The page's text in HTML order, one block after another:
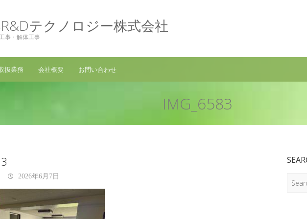
テクノロジー株式会社
事・解体工事
扱業務 会社概要 お問い合わせ
IMG_6583
2026年6月7日